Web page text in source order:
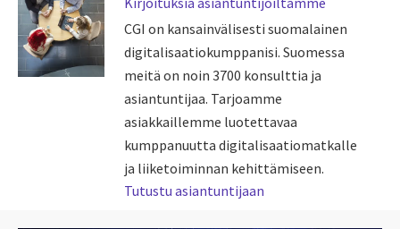
CGI on kansainvälisesti suomalainen
digitalisaatiokumppanisi. Suomessa
meitä on noin 3700 konsulttia ja
asiantuntijaa. Tarjoamme
asiakkaillemme luotettavaa
kumppanuutta digitalisaatiomatkalle
ja liiketoiminnan kehittämiseen.
Tutustu asiantuntijaan